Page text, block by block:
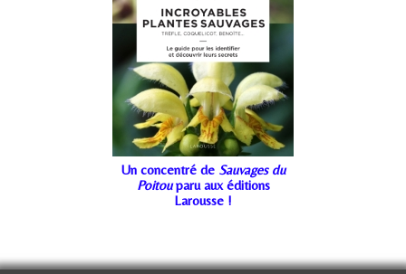
Un concentré de Sauvages du
Poitouparu aux éditions
Larousse !